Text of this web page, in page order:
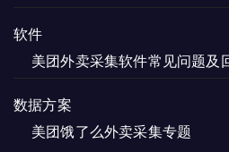
软件
美团外卖采集软件常见问题及
数据方案
美团饿了么外卖采集专题